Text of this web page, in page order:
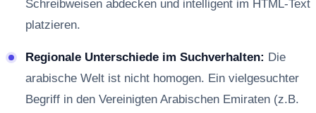
Schreibweisen abdecken und intelligent im HTML-Text
platzieren.
Regionale Unterschiede im Suchverhalten: Die
arabische Welt ist nicht homogen. Ein vielgesuchter
Begriff in den Vereinigten Arabischen Emiraten (z.B.